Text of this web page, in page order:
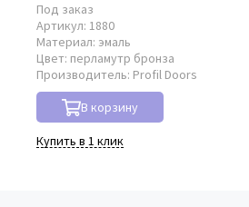
Под заказ
Артикул: 1880
Материал: эмаль
Цвет: перламутр бронза
Производитель: Profil Doors
В корзину
Купить в 1 клик